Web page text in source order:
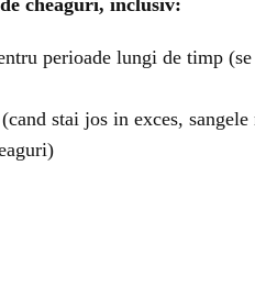
cheaguri, inclusiv:
perioade lungi de timp
stai jos in exces,